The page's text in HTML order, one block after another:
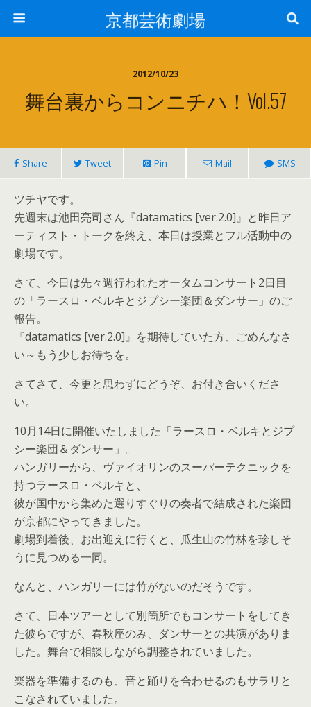
京都芸術劇場
2012/10/23
舞台裏からコンニチハ！vol.57
Share Tweet Pin Mail SMS
ツチヤです。
先週末は池田亮司さん『datamatics [ver.2.0]』と昨日ア
ーティスト・トークを終え、本日は授業とフル活動中の
劇場です。
さて、今日は先々週行われたオータムコンサート2日目
の「ラースロ・ベルキとジプシー楽団＆ダンサー」のご
報告。
『datamatics [ver.2.0]』を期待していた方、ごめんなさ
い～もう少しお待ちを。
さてさて、今更と思わずにどうぞ、お付き合いくださ
い。
10月14日に開催いたしました「ラースロ・ベルキとジプ
シー楽団＆ダンサー」。
ハンガリーから、ヴァイオリンのスーパーテクニックを
持つラースロ・ベルキと、
彼が国中から集めた選りすぐりの奏者で結成された楽団
が京都にやってきました。
劇場到着後、お出迎えに行くと、瓜生山の竹林を珍しそ
うに見つめる一同。
なんと、ハンガリーには竹がないのだそうです。
さて、日本ツアーとして別箇所でもコンサートをしてき
た彼らですが、春秋座のみ、ダンサーとの共演がありま
した。舞台で相談しながら調整されていました。
楽器を準備するのも、音と踊りを合わせるのもサラリと
こなされていました。